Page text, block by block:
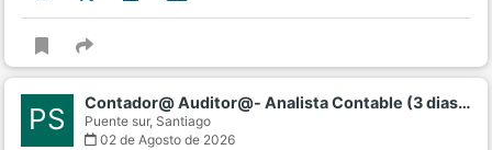
PS Contador@ Auditor@- Analista Contable (3 dias…
Puente sur, Santiago
02 de Agosto de 2026